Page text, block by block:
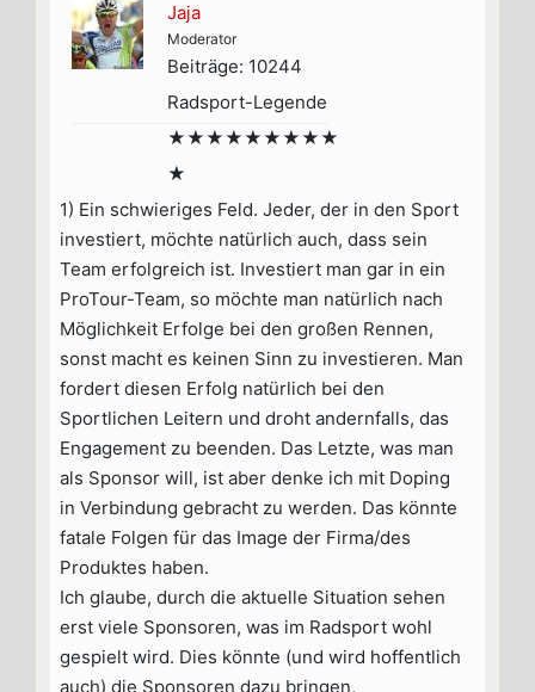
Jaja
Moderator
Beiträge: 10244
Radsport-Legende
★★★★★★★★★
★
1) Ein schwieriges Feld. Jeder, der in den Sport
investiert, möchte natürlich auch, dass sein
Team erfolgreich ist. Investiert man gar in ein
ProTour-Team, so möchte man natürlich nach
Möglichkeit Erfolge bei den großen Rennen,
sonst macht es keinen Sinn zu investieren. Man
fordert diesen Erfolg natürlich bei den
Sportlichen Leitern und droht andernfalls, das
Engagement zu beenden. Das Letzte, was man
als Sponsor will, ist aber denke ich mit Doping
in Verbindung gebracht zu werden. Das könnte
fatale Folgen für das Image der Firma/des
Produktes haben.
Ich glaube, durch die aktuelle Situation sehen
erst viele Sponsoren, was im Radsport wohl
gespielt wird. Dies könnte (und wird hoffentlich
auch) die Sponsoren dazu bringen,